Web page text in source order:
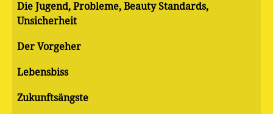
Die Jugend, Probleme, Beauty Standards,
Unsicherheit
Der Vorgeher
Lebensbiss
Zukunftsängste